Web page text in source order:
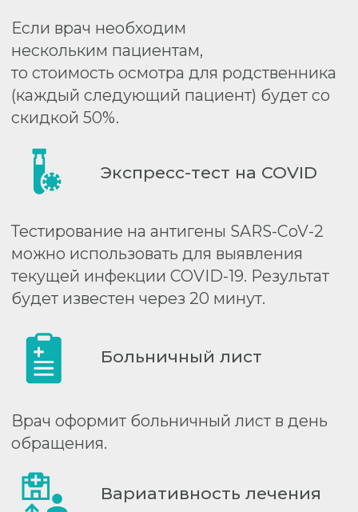
коронавирус методом ПЦР выполнит
врач во время осмотра.
Профессионализм
К вам выезжают только штатные врачи
«Немецкой семейной клиники».